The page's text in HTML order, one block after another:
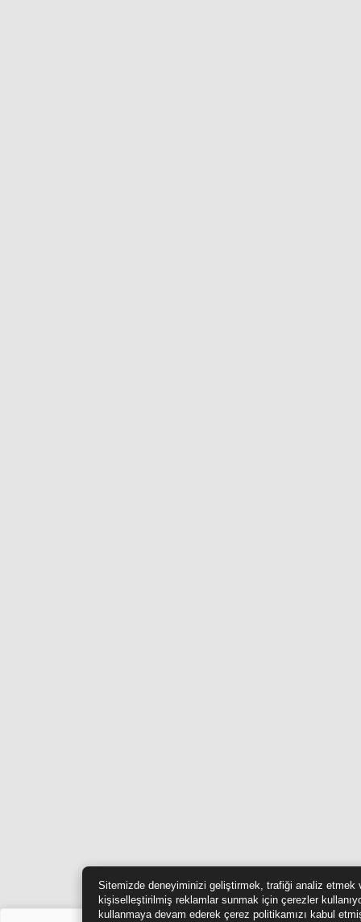
Sitemizde deneyiminizi geliştirmek, trafiği analiz etmek
kişiselleştirilmiş reklamlar sunmak için çerezler
kullanmaya devam ederek çerez politikamızı kabul